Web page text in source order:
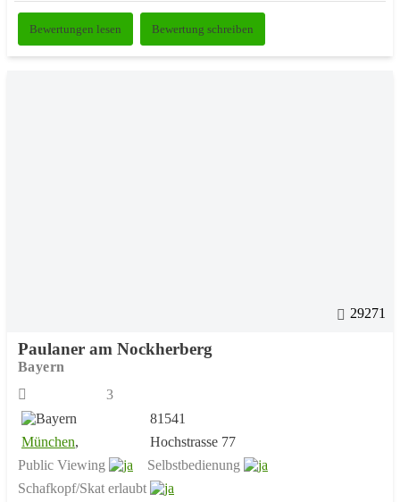
Bewertungen lesen Bewertung schreiben
29271
Paulaner am Nockherberg
Bayern
3
81541
München,
Hochstrasse 77
Public Viewing
Selbstbedienung
Schafkopf/Skat erlaubt